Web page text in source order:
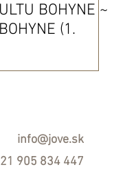
BOHYNE ~
(1.
info@jove.sk
905 834 447